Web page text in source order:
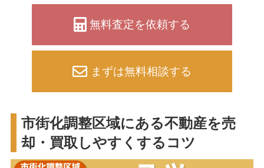
無料査定を依頼する
まずは無料相談する
市街化調整区域にある不動産を売
却・買取しやすくするコツ